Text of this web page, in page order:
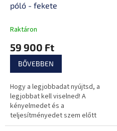
póló - fekete
Raktáron
59 900 Ft
BŐVEBBEN
Hogy a legjobbadat nyújtsd, a
legjobbat kell viselned! A
kényelmedet és a
teljesítményedet szem előtt
tartva készült ez a póló.